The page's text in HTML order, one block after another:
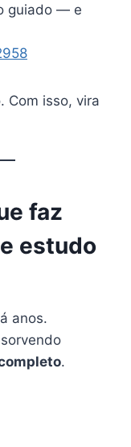
guiado — e
Com isso, vira
faz
estudo
anos.
.